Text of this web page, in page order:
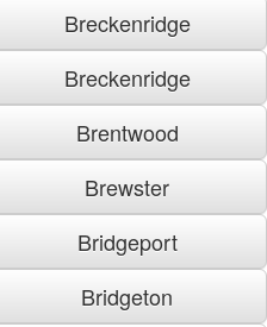
Breckenridge
Breckenridge
Brentwood
Brewster
Bridgeport
Bridgeton